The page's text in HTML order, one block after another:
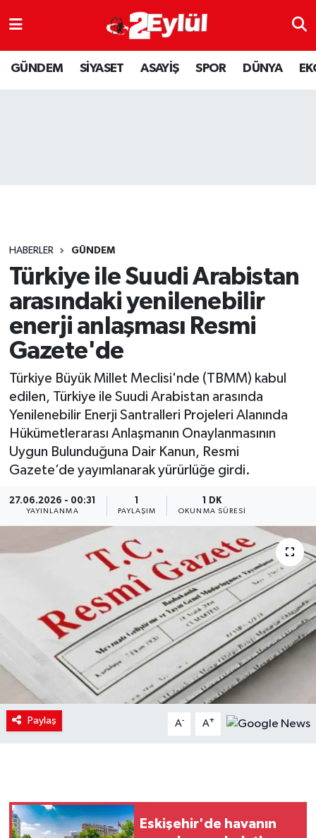
GÜNDEM SİYASET ASAYİŞ SPOR DÜNYA
HABERLER GÜNDEM
Türkiye ile Suudi Arabistan
arasındaki yenilenebilir
enerji anlaşması Resmi
Gazete'de
Türkiye Büyük Millet Meclisi'nde (TBMM) kabul
edilen, Türkiye ile Suudi Arabistan arasında
Yenilenebilir Enerji Santralleri Projeleri Alanında
Hükümetlerarası Anlaşmanın Onaylanmasının
Uygun Bulunduğuna Dair Kanun, Resmi
Gazete’de yayımlanarak yürürlüğe girdi.
27.06.2026 - 00:31
YAYINLANMA PAYLAŞIM
1 DK
OKUNMA SÜRESI
Paylaş A- A+
Eskişehir'de havanın
ASAYİŞ
DÜNYA
SPOR
YAŞAM
Nöbetçi Eczaneler
Hava Durumu
Son Dakika Haberleri
Haber Arşivi